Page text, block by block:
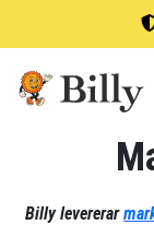
Billy levererar